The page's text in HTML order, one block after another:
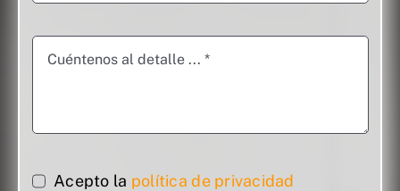
Acepto la política de privacidad